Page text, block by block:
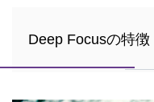
Deep Focusの特徴